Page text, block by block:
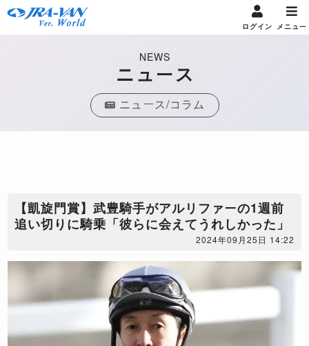
ログイン メニュー
NEWS
ニュース
ニュース/コラム
【凱旋門賞】武豊騎手がアルリファーの1週前
追い切りに騎乗「彼らに会えてうれしかった」
2024年09月25日 14:22